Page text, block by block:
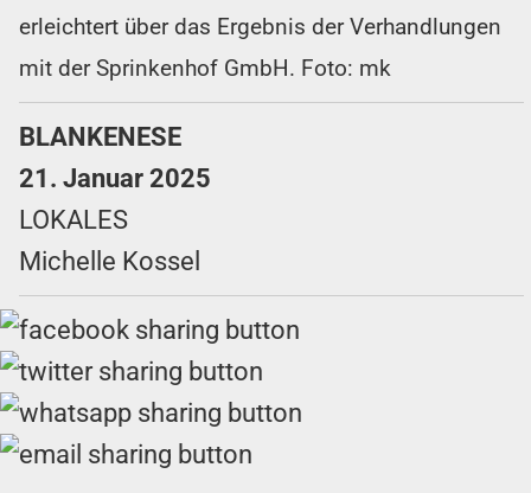
erleichtert über das Ergebnis der Verhandlungen
mit der Sprinkenhof GmbH. Foto: mk
BLANKENESE
21. Januar 2025
LOKALES
Michelle Kossel